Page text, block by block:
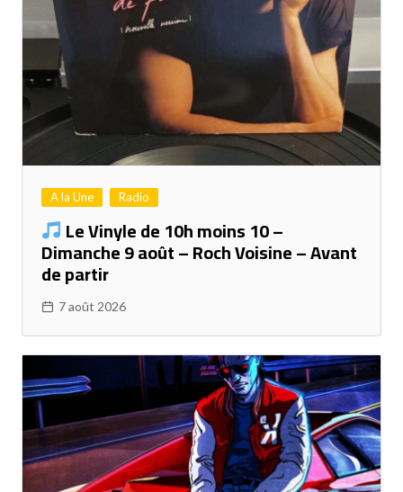
A la Une Radio
Le Vinyle de 10h moins 10 –
Dimanche 9 août – Roch Voisine – Avant
de partir
7 août 2026